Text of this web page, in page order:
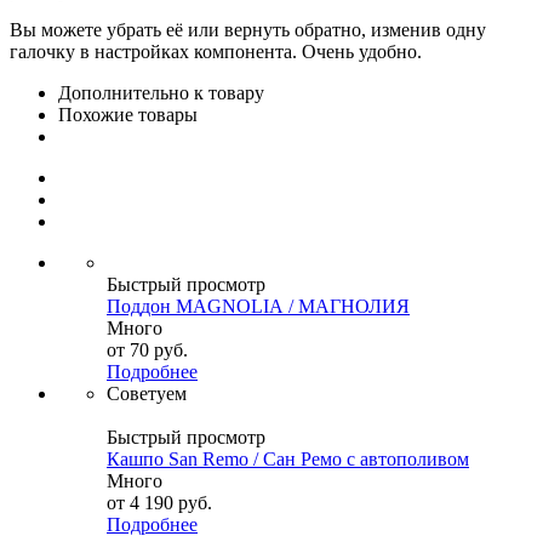
Вы можете убрать её или вернуть обратно, изменив одну
галочку в настройках компонента. Очень удобно.
Дополнительно к товару
Похожие товары
Быстрый просмотр
Поддон MAGNOLIА / МАГНОЛИЯ
Много
от 70 руб.
Подробнее
Советуем
Быстрый просмотр
Кашпо San Remo / Сан Ремо с автополивом
Много
от 4 190 руб.
Подробнее